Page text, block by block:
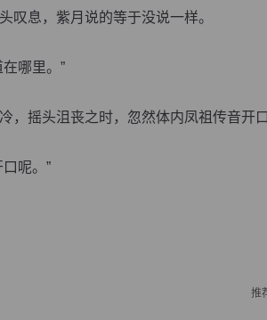
息，紫月说的等于没说一样。
哪里。”
摇头沮丧之时，忽然体内凤祖传音开
呢。”
推